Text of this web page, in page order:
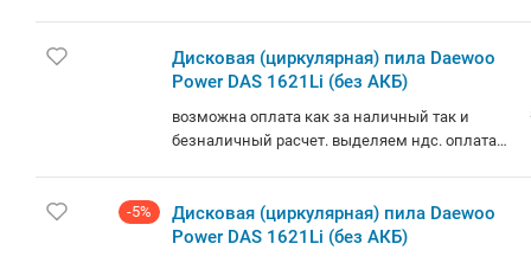
мм Угол наклона диска (опорной плиты) 45 °
Глубина реза 90° 50 мм Глубина реза 45° 36 мм
Скорость вращения шпинделя 3 650 об/мин
Аккумулятор Аккумулятор в комплекте Нет Тип
аккумулятора слайдер Напряжение 21 В
Работа от двух аккумуляторов Нет Габариты и
вес Длина 335 мм Ширина 210 мм Высота 250
мм Вес 2.7 кг Комплектация Комплектация
Дисковая (циркулярная) пила Daewoo
Power DAS 1621Li (без АКБ)
возможна оплата как за наличный так и
безналичный расчет. выделяем ндс. оплата
черепаха, fun, кроме того рассрочки от банков-
партнеров альфа-банк, беларусбанк,
-5%
Дисковая (циркулярная) пила Daewoo
Power DAS 1621Li (без АКБ)